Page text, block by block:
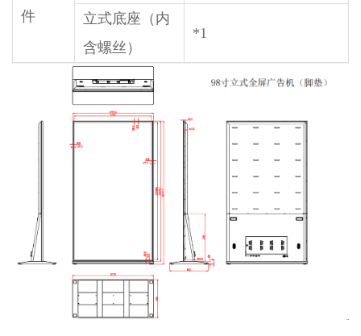
件
立式底座（内
含螺丝）
*1